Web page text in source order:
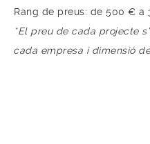
Rang de preus: de 500 € a
*El preu de cada projecte
cada empresa i dimensió